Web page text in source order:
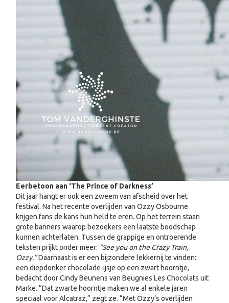
Eerbetoon aan ‘The Prince of Darkness’
Dit jaar hangt er ook een zweem van afscheid over het
festival. Na het recente overlijden van Ozzy Osbourne
krijgen fans de kans hun held te eren. Op het terrein staan
grote banners waarop bezoekers een laatste boodschap
kunnen achterlaten. Tussen de grappige en ontroerende
teksten prijkt onder meer: “See you on the Crazy Train,
Ozzy.”Daarnaast is er een bijzondere lekkernij te vinden:
een diepdonker chocolade-ijsje op een zwart hoorntje,
bedacht door Cindy Beunens van Beugnies Les Chocolats uit
Marke. “Dat zwarte hoorntje maken we al enkele jaren
speciaal voor Alcatraz,” zegt ze. “Met Ozzy’s overlijden